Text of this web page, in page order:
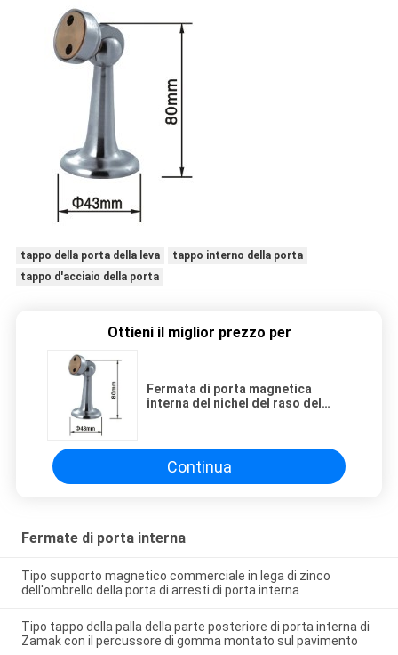
tappo della porta della leva
tappo interno della porta
tappo d'acciaio della porta
Ottieni il miglior prezzo per
Fermata di porta magnetica
interna del nichel del raso del
Continua
Fermate di porta interna
Tipo supporto magnetico commerciale in lega di zinco
dell'ombrello della porta di arresti di porta interna
Tipo tappo della palla della parte posteriore di porta interna di
Zamak con il percussore di gomma montato sul pavimento